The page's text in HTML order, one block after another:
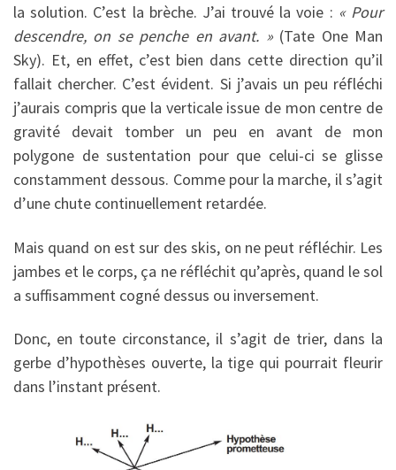
la solution. C’est la brèche. J’ai trouvé la voie : « Pour
descendre, on se penche en avant. »(Tate One Man
Sky). Et, en effet, c’est bien dans cette direction qu’il
fallait chercher. C’est évident. Si j’avais un peu réfléchi
j’aurais compris que la verticale issue de mon centre de
gravité devait tomber un peu en avant de mon
polygone de sustentation pour que celui-ci se glisse
constamment dessous. Comme pour la marche, il s’agit
d’une chute continuellement retardée.
Mais quand on est sur des skis, on ne peut réfléchir. Les
jambes et le corps, ça ne réfléchit qu’après, quand le sol
a suffisamment cogné dessus ou inversement.
Donc, en toute circonstance, il s’agit de trier, dans la
gerbe d’hypothèses ouverte, la tige qui pourrait fleurir
dans l’instant présent.